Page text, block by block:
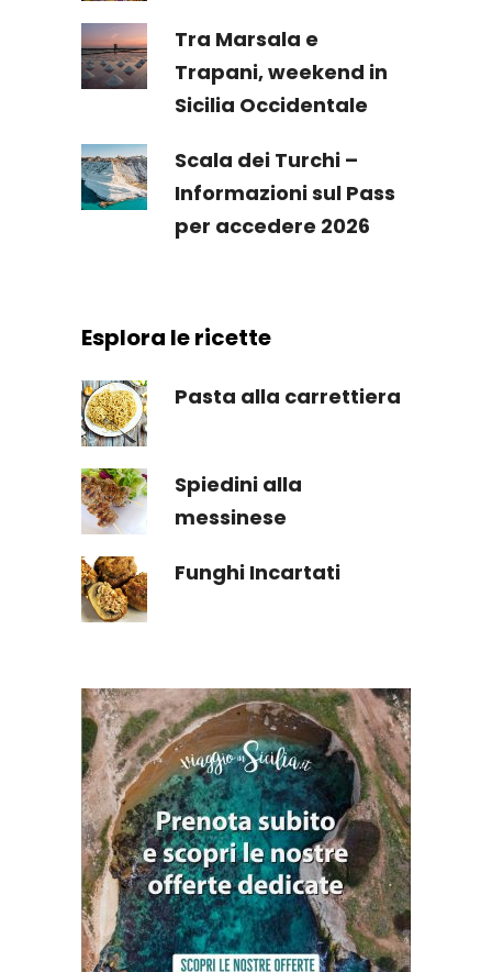
Tra Marsala e
Trapani, weekend in
Sicilia Occidentale
Scala dei Turchi –
Informazioni sul Pass
per accedere 2026
Esplora le ricette
Pasta alla carrettiera
Spiedini alla
messinese
Funghi Incartati